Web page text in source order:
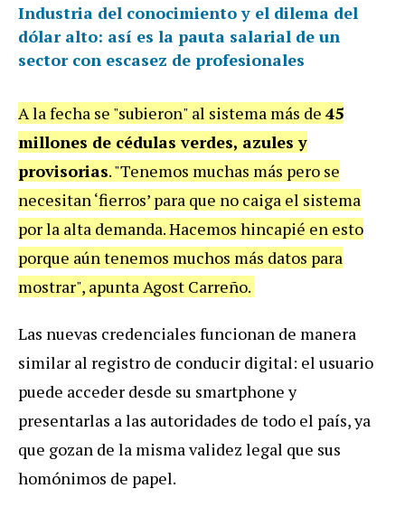
Industria del conocimiento y el dilema del
dólar alto: así es la pauta salarial de un
sector con escasez de profesionales
A la fecha se "subieron" al sistema más de 45
millones de cédulas verdes, azules y
provisorias."Tenemos muchas más pero se
necesitan ‘fierros’ para que no caiga el sistema
por la alta demanda. Hacemos hincapié en esto
porque aún tenemos muchos más datos para
mostrar", apunta Agost Carreño.
Las nuevas credenciales funcionan de manera
similar al registro de conducir digital: el usuario
puede acceder desde su smartphone y
presentarlas a las autoridades de todo el país, ya
que gozan de la misma validez legal que sus
homónimos de papel.